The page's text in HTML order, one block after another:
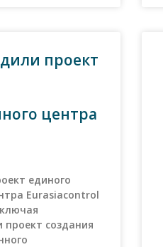
проект
центра
единого
Eurasiacontrol
проект создания